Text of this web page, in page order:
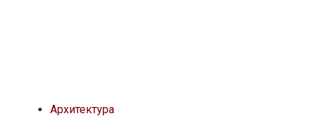
Архитектура